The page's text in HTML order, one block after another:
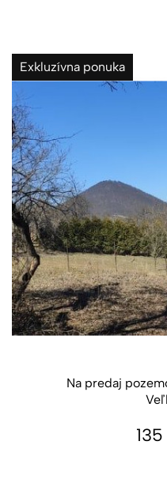
Exkluzívna ponuka
Na predaj